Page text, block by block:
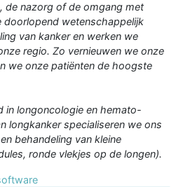
de nazorg of de omgang met
doorlopend wetenschappelijk
van kanker en werken we
regio. Zo vernieuwen we onze
we onze patiënten de hoogste
in longoncologie en hemato-
longkanker specialiseren we ons
behandeling van kleine
ronde vlekjes op de longen).